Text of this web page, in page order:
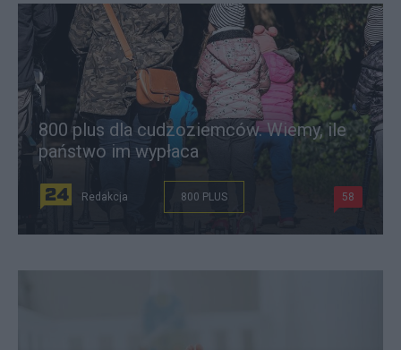
800 plus dla cudzoziemców. Wiemy, ile
państwo im wypłaca
Redakcja 800 PLUS 58